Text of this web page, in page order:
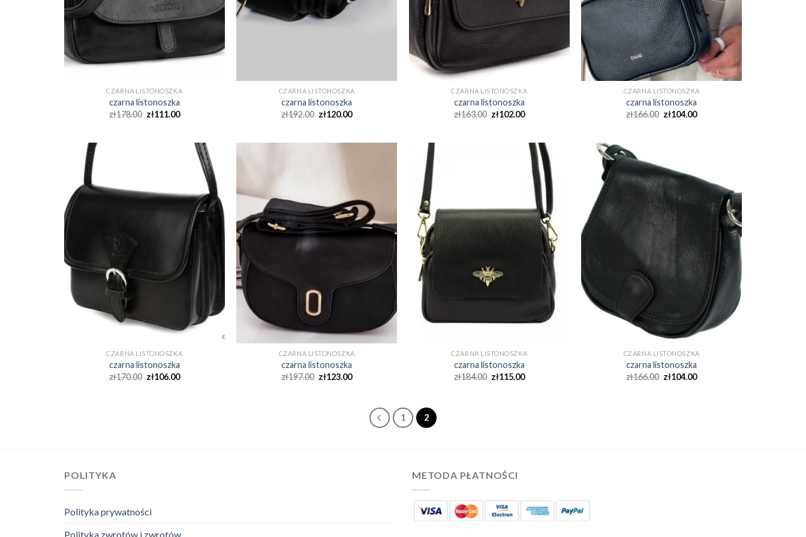
CZARNA LISTONOSZKA
czarna listonoszka
zł178.00 zł111.00
CZARNA LISTONOSZKA
czarna listonoszka
zł192.00 zł120.00
CZARNA LISTONOSZKA
czarna listonoszka
zł163.00 zł102.00
CZARNA LISTONOSZKA
czarna listonoszka
zł166.00 zł104.00
CZARNA LISTONOSZKA
czarna listonoszka
zł170.00 zł106.00
CZARNA LISTONOSZKA
czarna listonoszka
zł197.00 zł123.00
CZARNA LISTONOSZKA
czarna listonoszka
zł184.00 zł115.00
CZARNA LISTONOSZKA
czarna listonoszka
zł166.00 zł104.00
1 2
POLITYKA
Polityka prywatności
Polityka zwrotów i zwrotów
METODA PŁATNOŚCI